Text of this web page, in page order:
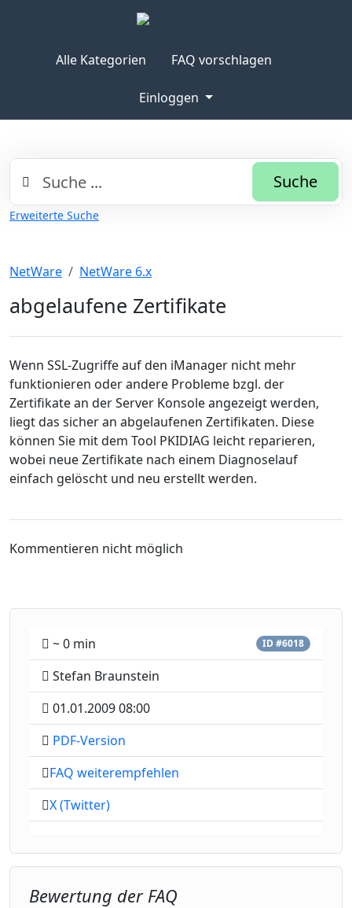
Alle Kategorien FAQ vorschlagen
Einloggen
Suche
Erweiterte Suche
NetWare NetWare 6.x
abgelaufene Zertifikate
Wenn SSL-Zugriffe auf den iManager nicht mehr
funktionieren oder andere Probleme bzgl. der
Zertifikate an der Server Konsole angezeigt werden,
liegt das sicher an abgelaufenen Zertifikaten. Diese
können Sie mit dem Tool PKIDIAG leicht reparieren,
wobei neue Zertifikate nach einem Diagnoselauf
einfach gelöscht und neu erstellt werden.
Kommentieren nicht möglich
~ 0 min ID #6018
Stefan Braunstein
01.01.2009 08:00
PDF-Version
FAQ weiterempfehlen
X (Twitter)
Bewertung der FAQ